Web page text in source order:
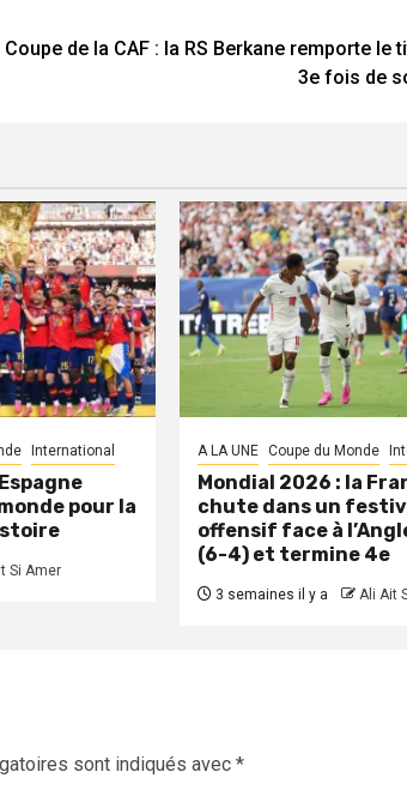
Coupe de la CAF : la RS Berkane remporte le
3e fois de
International
pour la
Si Amer
A LA UNE Coupe du Monde
Mondial 2026 : la
chute dans un
offensif face à
(6-4) et termine 4e
3 semaines il y a Ali Ait
sont indiqués avec *